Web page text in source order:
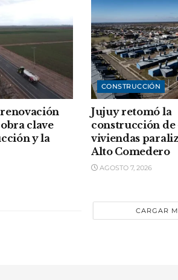
clave
y la
CONSTRUCCIÓN
Jujuy retomó la
construcción de
viviendas
Alto Comedero
AGOSTO 7, 2026
CARGAR